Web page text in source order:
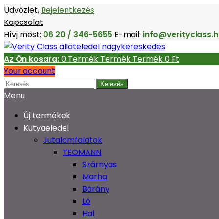
Üdvözlet, Bejelentkezés
Kapcsolat
Hívj most: 06 20 / 346-5655 E-mail:
Az Ön kosara:0 Termék Termék Termék0 Ft‎
Your account
Keresés
Menu
Új termékek
Kutyaeledel
Jutalomfalatok
TEOMANN
Szárnyas
Marha
Bárány
Ló
Hal